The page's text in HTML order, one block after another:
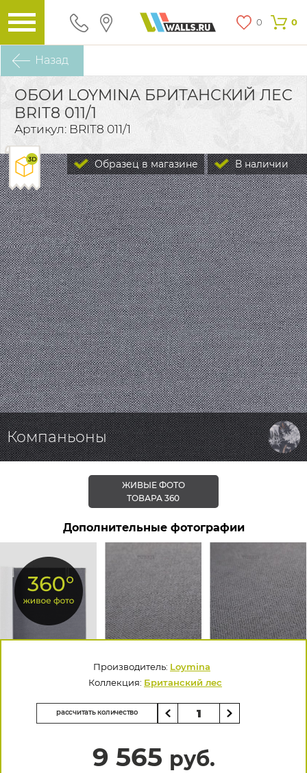
0 0
Назад
ОБОИ LOYMINA БРИТАНСКИЙ ЛЕС
BRIT8 011/1
Артикул: BRIT8 011/1
В наличии
Образец в магазине
Компаньоны
ЖИВЫЕ ФОТО
ТОВАРА 360
Дополнительные фотографии
Производитель: Loymina
Коллекция: Британский лес
рассчитать количество
9 565 руб.